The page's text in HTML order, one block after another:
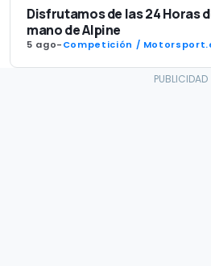
Disfrutamos de las 24 Horas
mano de Alpine
5 ago-Competición /